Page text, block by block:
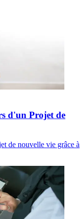
d'un Projet de
de nouvelle vie grâce à